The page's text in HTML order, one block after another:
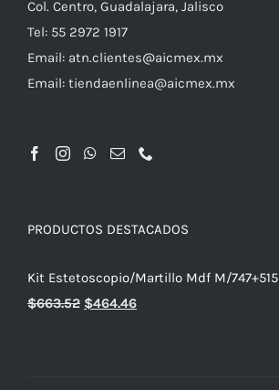
Col. Centro, Guadalajara, Jalisco
Tel: 55 2972 1917
Email: atn.clientes@aicmex.mx
Email: tiendaenlinea@aicmex.mx
PRODUCTOS DESTACADOS
Kit Estetoscopio/Martillo Mdf M/747+515
$663.52 El
$464.46El